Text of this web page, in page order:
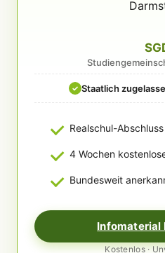
✓ Staatlich
Realschul-Abschluss
4 Wochen
Bundesweit
Infomaterial
Kostenlos ·